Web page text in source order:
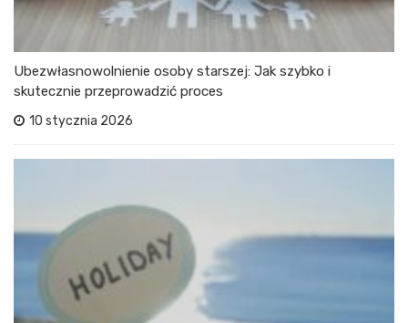
Ubezwłasnowolnienie osoby starszej: Jak szybko i
skutecznie przeprowadzić proces
10 stycznia 2026